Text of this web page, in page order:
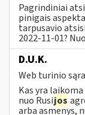
Pagrindiniai
pinigais
tarpusavio
2022-11-01?
D.U.K.
Web turinio
Kas yra
nuo Rusijos
arba asmenys,